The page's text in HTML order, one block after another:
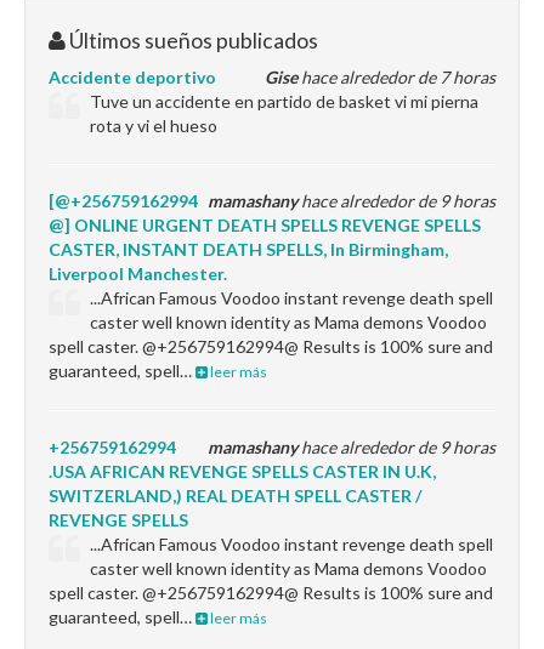
Últimos sueños publicados
Gisehace alrededor de 7 horas
Accidente deportivo
Tuve un accidente en partido de basket vi mi pierna
rota y vi el hueso
mamashanyhace alrededor de 9 horas
[@+256759162994
@] ONLINE URGENT DEATH SPELLS REVENGE SPELLS
CASTER, INSTANT DEATH SPELLS, In Birmingham,
Liverpool Manchester.
...African Famous Voodoo instant revenge death spell
caster well known identity as Mama demons Voodoo
spell caster. @+256759162994@ Results is 100% sure and
guaranteed, spell…
leer más
mamashanyhace alrededor de 9 horas
+256759162994
.USA AFRICAN REVENGE SPELLS CASTER IN U.K,
SWITZERLAND,) REAL DEATH SPELL CASTER /
REVENGE SPELLS
...African Famous Voodoo instant revenge death spell
caster well known identity as Mama demons Voodoo
spell caster. @+256759162994@ Results is 100% sure and
guaranteed, spell…
leer más